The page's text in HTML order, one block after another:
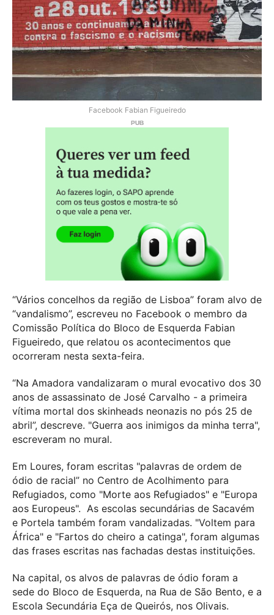
Facebook Fabian Figueiredo
“Vários concelhos da região de Lisboa” foram alvo de
“vandalismo”, escreveu no Facebook o membro da
Comissão Política do Bloco de Esquerda Fabian
Figueiredo, que relatou os acontecimentos que
ocorreram nesta sexta-feira.
“Na Amadora vandalizaram o mural evocativo dos 30
anos de assassinato de José Carvalho - a primeira
vítima mortal dos skinheads neonazis no pós 25 de
abril”, descreve. "Guerra aos inimigos da minha terra",
escreveram no mural.
Em Loures, foram escritas "palavras de ordem de
ódio de racial” no Centro de Acolhimento para
Refugiados, como "Morte aos Refugiados" e "Europa
aos Europeus". As escolas secundárias de Sacavém
e Portela também foram vandalizadas. "Voltem para
África" e "Fartos do cheiro a catinga", foram algumas
das frases escritas nas fachadas destas instituições.
Na capital, os alvos de palavras de ódio foram a
sede do Bloco de Esquerda, na Rua de São Bento, e a
Escola Secundária Eça de Queirós, nos Olivais.